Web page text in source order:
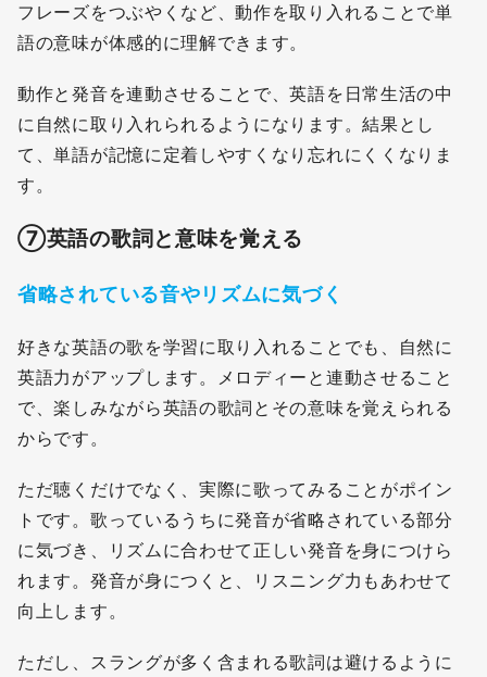
フレーズをつぶやくなど、動作を取り入れることで単
語の意味が体感的に理解できます。
動作と発音を連動させることで、英語を日常生活の中
に自然に取り入れられるようになります。結果とし
て、単語が記憶に定着しやすくなり忘れにくくなりま
す。
⑦英語の歌詞と意味を覚える
省略されている音やリズムに気づく
好きな英語の歌を学習に取り入れることでも、自然に
英語力がアップします。メロディーと連動させること
で、楽しみながら英語の歌詞とその意味を覚えられる
からです。
ただ聴くだけでなく、実際に歌ってみることがポイン
トです。歌っているうちに発音が省略されている部分
に気づき、リズムに合わせて正しい発音を身につけら
れます。発音が身につくと、リスニング力もあわせて
向上します。
ただし、スラングが多く含まれる歌詞は避けるように